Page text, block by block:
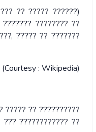
?? ????? ??????)
???????? ??
????? ?? ???????
Wikipedia)
????? ?? ??????????
???????????? ??